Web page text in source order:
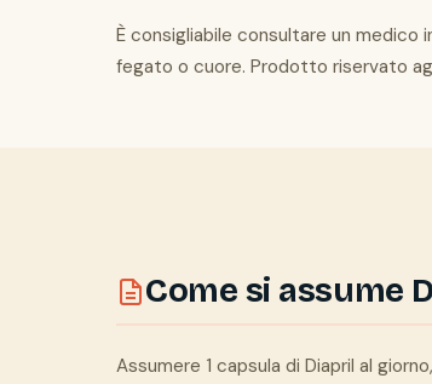
È consigliabile consultare un
fegato o cuore. Prodotto riservato
Come si assume
Assumere 1 capsula di Diapril al